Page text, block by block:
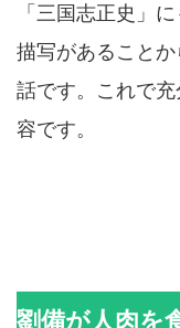
「三国志正史」に
描写があること
話です。これで
容です。
劉備が人肉を